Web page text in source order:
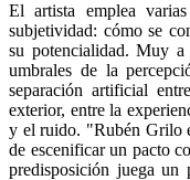
El artista emplea
subjetividad: cómo se
su potencialidad. Muy a
umbrales de la
separación artificial
exterior, entre la
y el ruido. "Rubén Grilo
de escenificar un pacto
predisposición juega un